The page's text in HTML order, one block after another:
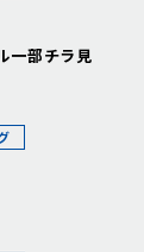
一部チラ見